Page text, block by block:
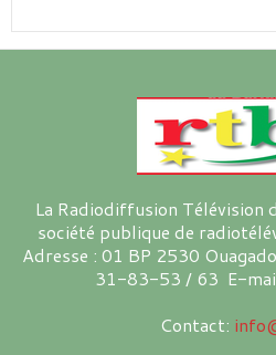
La Radiodiffusion Télévision
société publique de
Adresse : 01 BP 2530
31-83-53 / 63 E-
Contact: